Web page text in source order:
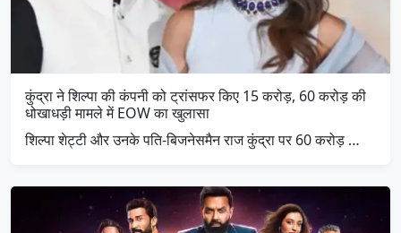
कुंद्रा ने शिल्पा की कंपनी को ट्रांसफर किए 15 करोड़, 60 करोड़ की
धोखाधड़ी मामले में EOW का खुलासा
शिल्पा शेट्टी और उनके पति-बिजनेसमैन राज कुंद्रा पर 60 करोड़ …